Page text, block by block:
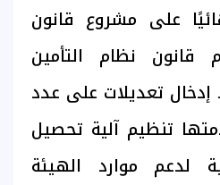
على مشروع قانون
نظام التأمين
تعديلات على عدد
تنظيم آلية تحصيل
لدعم موارد الهيئة